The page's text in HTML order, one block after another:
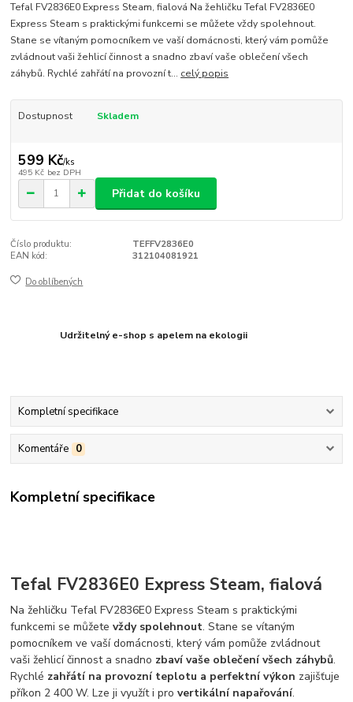
Tefal FV2836E0 Express Steam, fialová Na žehličku Tefal FV2836E0
Express Steam s praktickými funkcemi se můžete vždy spolehnout.
Stane se vítaným pomocníkem ve vaší domácnosti, který vám pomůže
zvládnout vaši žehlicí činnost a snadno zbaví vaše oblečení všech
záhybů. Rychlé zahřátí na provozní t... celý popis
Dostupnost Skladem
599 Kč/ks
495 Kč bez DPH
Přidat do košíku
Číslo produktu:
TEFFV2836E0
EAN kód:
312104081921
Do oblíbených
Udržitelný e-shop s apelem na ekologii
Kompletní specifikace
Komentáře 0
Kompletní specifikace
Tefal FV2836E0 Express Steam, fialová
Na žehličku Tefal FV2836E0 Express Steam s praktickými
funkcemi se můžetevždy spolehnout. Stane se vítaným
pomocníkem ve vaší domácnosti, který vám pomůže zvládnout
vaši žehlicí činnost a snadno zbaví vaše oblečení všech záhybů.
Rychlé zahřátí na provozní teplotu a perfektní výkon zajišťuje
příkon 2 400 W. Lze ji využít i provertikální napařování.